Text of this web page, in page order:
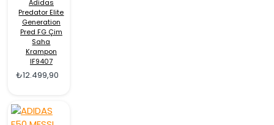
Adidas
Predator Elite
Generation
Pred FG Çim
Saha
Krampon
IF9407
₺12.499,90